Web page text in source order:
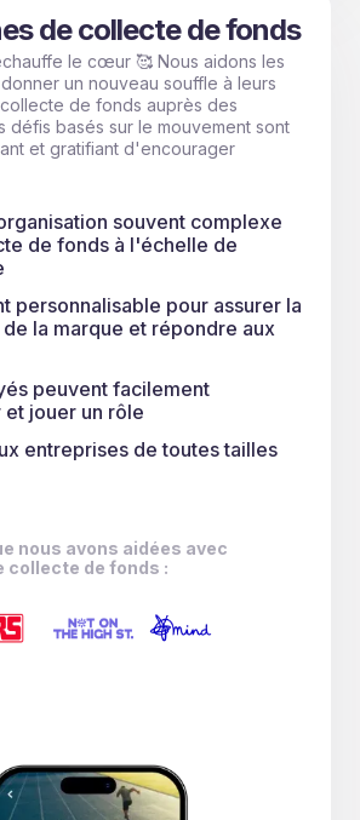
de collecte de fonds
le cœur 🥰 Nous aidons les
un nouveau souffle à leurs
de fonds auprès des
défis basés sur le mouvement sont
et gratifiant d'encourager
souvent complexe
de fonds à l'échelle de
personnalisable pour assurer la
la marque et répondre aux
peuvent facilement
jouer un rôle
entreprises de toutes tailles
nous avons aidées avec
collecte de fonds :